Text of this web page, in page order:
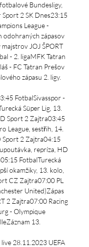
Bundesligy,
Sport 2 SK Dnes23:15
League -
zápasov
JOJ ŠPORT
- 2. ligaMFK Tatran
- FC Tatran Prešov
zápasu 2. ligy.
FotbalSivasspor -
Süper Lig, 13.
Sport 2 Zajtra03:45
League, sestřih, 14.
Sport 2 Zajtra04:15
repríza, HD
FotbalTurecká
okamžiky, 13. kolo,
CZ Zajtra07:00 PL
United)Zápas
2 Zajtra07:00 Racing
- Olympique
13.
28.11.2023 UEFA